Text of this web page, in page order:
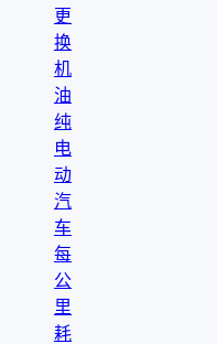
更
换
机
油
纯
电
动
汽
车
每
公
里
耗